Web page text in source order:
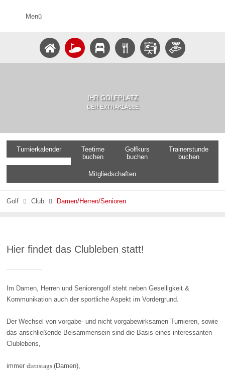
Menü
IHR GOLFPLATZ
DER EXTRAKLASSE
Turnierkalender
Teetime
buchen
Golfkurs
buchen
Trainerstunde
buchen
Mitgliedschaften
Golf  Club  Damen/Herren/Senioren
Hier findet das Clubleben statt!
Im Damen, Herren und Seniorengolf steht neben Geselligkeit &
Kommunikation auch der sportliche Aspekt im Vordergrund.
Der Wechsel von vorgabe- und nicht vorgabewirksamen Turnieren, sowie
das anschließende Beisammensein sind die Basis eines interessanten
Clublebens,
immerdienstags(Damen),